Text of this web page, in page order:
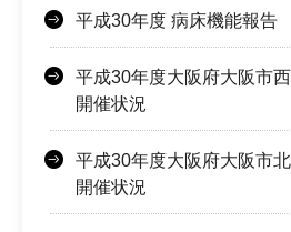
平成30年度 病床機能報告
平成30年度大阪府大阪市
開催状況
平成30年度大阪府大阪市
開催状況